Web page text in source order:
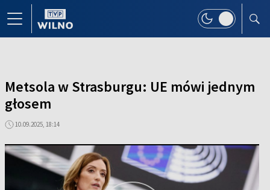
Metsola w Strasburgu: UE mówi jednym
głosem
10.09.2025, 18:14